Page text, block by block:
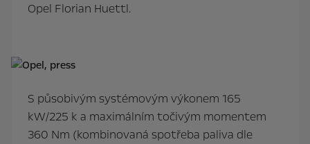
Opel Florian Huettl.
S působivým systémovým výkonem 165
kW/225 k a maximálním točivým momentem
360 Nm (kombinovaná spotřeba paliva dle